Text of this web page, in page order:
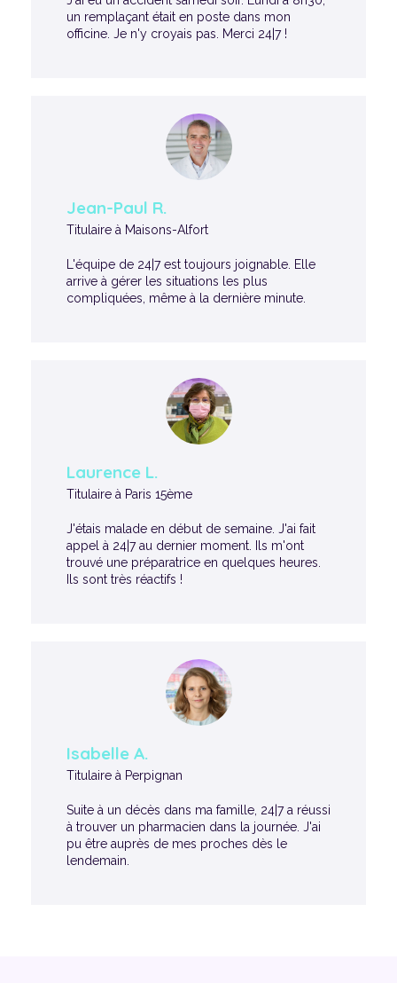
un remplaçant était en poste dans mon
officine. Je n'y croyais pas. Merci 24|7 !
Jean-Paul R.
Titulaire à Maisons-Alfort
L'équipe de 24|7 est toujours joignable. Elle
arrive à gérer les situations les plus
compliquées, même à la dernière minute.
Laurence L.
Titulaire à Paris 15ème
J'étais malade en début de semaine. J'ai fait
appel à 24|7 au dernier moment. Ils m'ont
trouvé une préparatrice en quelques heures.
Ils sont très réactifs !
Isabelle A.
Titulaire à Perpignan
Suite à un décès dans ma famille, 24|7 a réussi
à trouver un pharmacien dans la journée. J'ai
pu être auprès de mes proches dès le
lendemain.